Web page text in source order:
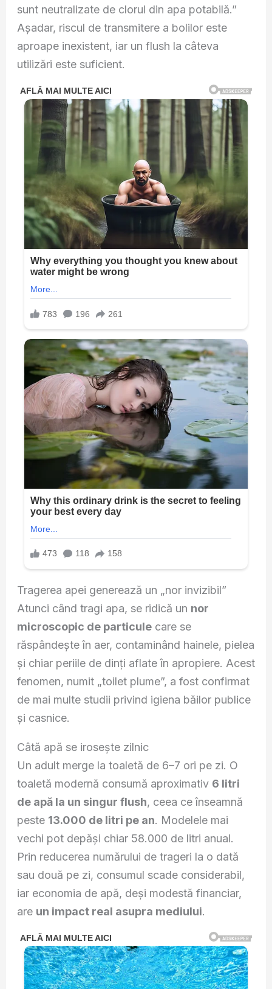
sunt neutralizate de clorul din apa potabilă.”
Așadar, riscul de transmitere a bolilor este
aproape inexistent, iar un flush la câteva
utilizări este suficient.
Tragerea apei generează un „nor invizibil”
Atunci când tragi apa, se ridică un nor
microscopic de particulecare se
răspândește în aer, contaminând hainele, pielea
și chiar periile de dinți aflate în apropiere. Acest
fenomen, numit „toilet plume”, a fost confirmat
de mai multe studii privind igiena băilor publice
și casnice.
Câtă apă se irosește zilnic
Un adult merge la toaletă de 6–7 ori pe zi. O
toaletă modernă consumă aproximativ 6 litri
de apă la un singur flush, ceea ce înseamnă
peste 13.000 de litri pe an. Modelele mai
vechi pot depăși chiar 58.000 de litri anual.
Prin reducerea numărului de trageri la o dată
sau două pe zi, consumul scade considerabil,
iar economia de apă, deși modestă financiar,
are un impact real asupra mediului.